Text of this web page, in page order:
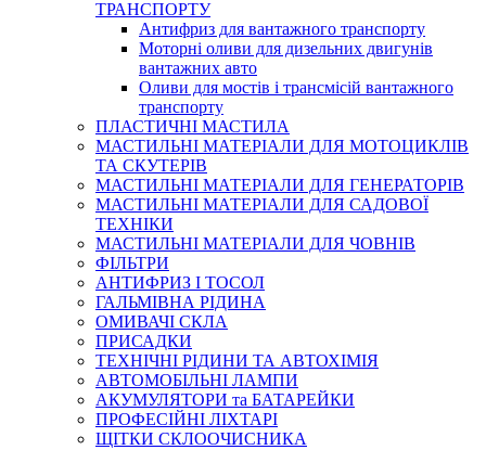
ТРАНСПОРТУ
Антифриз для вантажного транспорту
Моторні оливи для дизельних двигунів
вантажних авто
Оливи для мостів і трансмісій вантажного
транспорту
ПЛАСТИЧНІ МАСТИЛА
МАСТИЛЬНІ МАТЕРІАЛИ ДЛЯ МОТОЦИКЛІВ
ТА СКУТЕРІВ
МАСТИЛЬНІ МАТЕРІАЛИ ДЛЯ ГЕНЕРАТОРІВ
МАСТИЛЬНІ МАТЕРІАЛИ ДЛЯ САДОВОЇ
ТЕХНІКИ
МАСТИЛЬНІ МАТЕРІАЛИ ДЛЯ ЧОВНІВ
ФІЛЬТРИ
АНТИФРИЗ І ТОСОЛ
ГАЛЬМІВНА РІДИНА
ОМИВАЧІ СКЛА
ПРИСАДКИ
ТЕХНІЧНІ РІДИНИ ТА АВТОХІМІЯ
АВТОМОБІЛЬНІ ЛАМПИ
АКУМУЛЯТОРИ та БАТАРЕЙКИ
ПРОФЕСІЙНІ ЛІХТАРІ
ЩІТКИ СКЛООЧИСНИКА